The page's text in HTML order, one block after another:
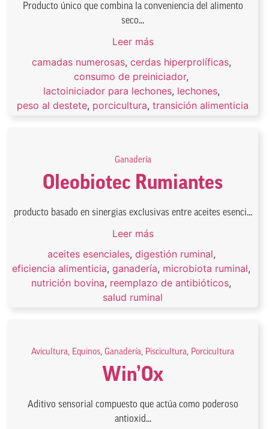
Producto único que combina la conveniencia del alimento
seco...
Leer más
camadas numerosas, cerdas hiperprolíficas,
consumo de preiniciador,
lactoiniciador para lechones, lechones,
peso al destete, porcicultura, transición alimenticia
Ganadería
Oleobiotec Rumiantes
producto basado en sinergias exclusivas entre aceites esenci...
Leer más
aceites esenciales, digestión ruminal,
eficiencia alimenticia, ganadería, microbiota ruminal,
nutrición bovina, reemplazo de antibióticos,
salud ruminal
Avicultura, Equinos, Ganadería, Piscicultura, Porcicultura
Win’Ox
Aditivo sensorial compuesto que actúa como poderoso
antioxid...